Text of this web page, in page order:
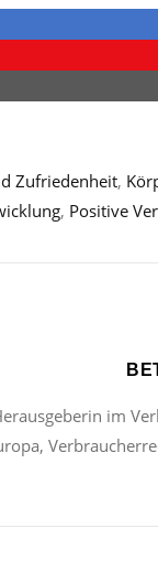
Zufriedenheit,
, Positive
im